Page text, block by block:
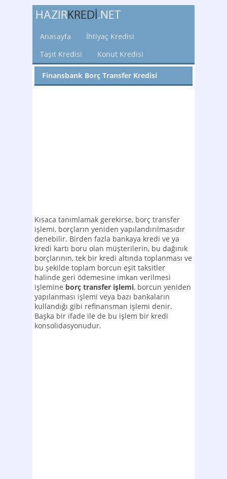
Anasayfa
İhtiyaç Kredisi
Taşıt Kredisi
Konut Kredisi
Finansbank Borç Transfer Kredisi
Kısaca tanımlamak gerekirse, borç transfer
işlemi, borçların yeniden yapılandırılmasıdır
denebilir. Birden fazla bankaya kredi ve ya
kredi kartı boru olan müşterilerin, bu dağınık
borçlarının, tek bir kredi altında toplanması ve
bu şekilde toplam borcun eşit taksitler
halinde geri ödemesine imkan verilmesi
işlemine borç transfer işlemi, borcun yeniden
yapılanması işlemi veya bazı bankaların
kullandığı gibi refinansman işlemi denir.
Başka bir ifade ile de bu işlem bir kredi
konsolidasyonudur.